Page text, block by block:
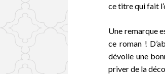
ce titre qui fait
Une remarque
ce roman !
dévoile une
priver de la